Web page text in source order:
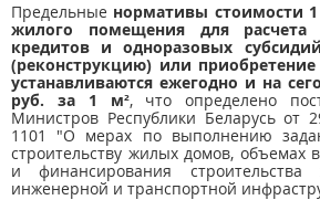
Предельные нормативы стоимости
жилого помещения для расчета
кредитов и одноразовых
(реконструкцию) или
устанавливаются ежегодно и на
руб. за 1 м², что определено
Министров Республики Беларусь от
1101 "О мерах по выполнению
строительству жилых домов, объемах
и финансирования
инженерной и транспортной